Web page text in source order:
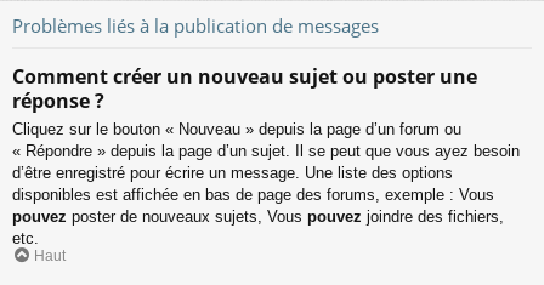
Problèmes liés à la publication de messages
Comment créer un nouveau sujet ou poster une
réponse ?
Cliquez sur le bouton « Nouveau » depuis la page d’un forum ou
« Répondre » depuis la page d’un sujet. Il se peut que vous ayez besoin
d’être enregistré pour écrire un message. Une liste des options
disponibles est affichée en bas de page des forums, exemple : Vous
pouvez poster de nouveaux sujets, Vous pouvez joindre des fichiers,
etc.
Haut